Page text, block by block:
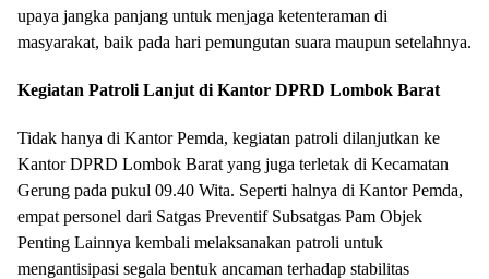
upaya jangka panjang untuk menjaga ketenteraman di
masyarakat, baik pada hari pemungutan suara maupun setelahnya.
Kegiatan Patroli Lanjut di Kantor DPRD Lombok Barat
Tidak hanya di Kantor Pemda, kegiatan patroli dilanjutkan ke
Kantor DPRD Lombok Barat yang juga terletak di Kecamatan
Gerung pada pukul 09.40 Wita. Seperti halnya di Kantor Pemda,
empat personel dari Satgas Preventif Subsatgas Pam Objek
Penting Lainnya kembali melaksanakan patroli untuk
mengantisipasi segala bentuk ancaman terhadap stabilitas